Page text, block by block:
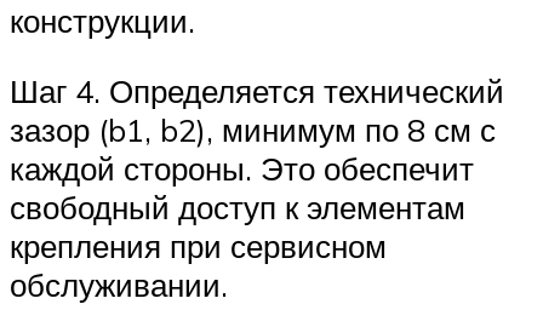
конструкции.
Шаг 4. Определяется технический
зазор (b1, b2), минимум по 8 см с
каждой стороны. Это обеспечит
свободный доступ к элементам
крепления при сервисном
обслуживании.